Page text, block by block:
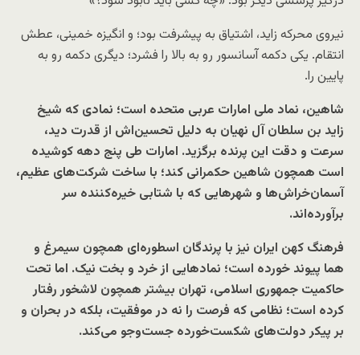
نیروی محرکه زاید، اشتیاق به پیشرفت بود؛ و انگیزه خمینی، عطش
انتقام. یکی دکمه آسانسور رو به بالا را فشرد؛ دیگری دکمه رو به
پایین را.
شاهین، نماد ملی امارات عربی متحده است؛ نمادی که شیخ
زاید بن سلطان آل نهیان به دلیل تحسین‌اش از قدرت دید،
سرعت و دقت این پرنده برگزید. امارات طی پنج دهه کوشیده
است همچون شاهین حکمرانی کند؛ با ساخت شرکت‌های عظیم،
آسمان‌خراش‌ها و شهرهایی که با شتابی خیره‌کننده سر
برآورده‌اند.
فرهنگ کهن ایران نیز با پرندگان اسطوره‌ای همچون سیمرغ و
هما پیوند خورده است؛ نمادهایی از خرد و بخت نیک. اما تحت
حاکمیت جمهوری اسلامی، تهران بیشتر همچون لاشخور رفتار
کرده است؛ نظامی که فرصت را نه در موفقیت، بلکه در بحران و
بر پیکر دولت‌های شکست‌خورده جست‌وجو می‌کند.